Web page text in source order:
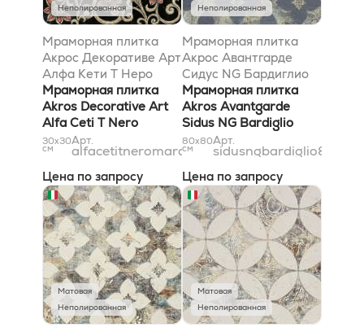
Неполированная
Мраморная плитка
Акрос Декоративе Арт
Алфа Кети T Неро
Марквиниа Сильвер
30,5x30,5
Мраморная плитка
Akros Decorative Art
Alfa Ceti T Nero
Marquinia Silver
30,5x30,5
30x30
см
Арт.
alfacetitneromarquiniasilver31x31
Цена по запросу
Неполированная
Мраморная плитка
Акрос Авантгарде
Сидус NG Бардиглио
80x80
Мраморная плитка
Akros Avantgarde
Sidus NG Bardiglio
80x80
80x80
см
Арт.
sidusngbardiglio8080
Цена по запросу
Матовая
Неполированная
Матовая
Неполированная